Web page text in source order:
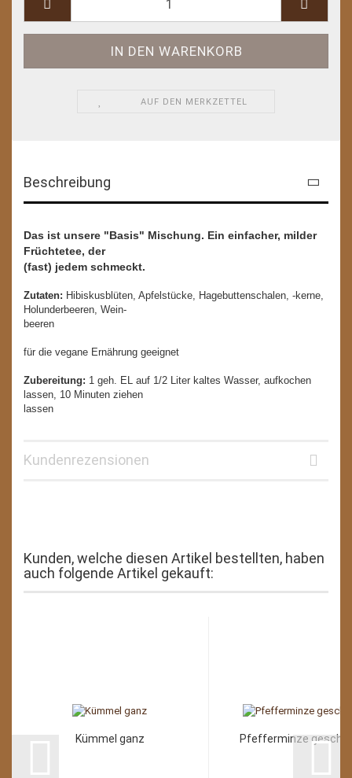
AUF DEN MERKZETTEL
Beschreibung
Das ist unsere "Basis" Mischung. Ein einfacher, milder
Früchtetee, der
(fast) jedem schmeckt.
Zutaten: Hibiskusblüten, Apfelstücke, Hagebuttenschalen, -kerne,
Holunderbeeren, Wein-
beeren
für die vegane Ernährung geeignet
Zubereitung: 1 geh. EL auf 1/2 Liter kaltes Wasser, aufkochen
lassen, 10 Minuten ziehen
lassen
Kundenrezensionen
Kunden, welche diesen Artikel bestellten, haben
auch folgende Artikel gekauft:
Kümmel ganz Pfefferminze